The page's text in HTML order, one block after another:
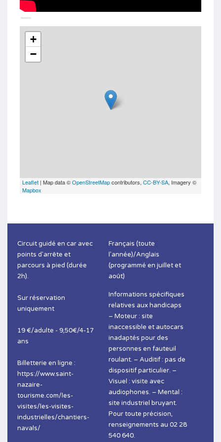
+
−
Leaflet | Map data ©OpenStreetMapcontributors, CC-BY-SA, Imagery ©
Mapbox
Circuit guidé en car avec
points d'arrête et
parcours à pied (durée
2h).
Sur réservation
uniquement
19 €/adulte - 9,50€/4-17
ans
Billetterie en ligne :
https://www.saint-
nazaire-
tourisme.com/les-
visites/les-visites-
industrielles/chantiers-
navals/
Français (toute
l'année)/Anglais
(programmé en juillet et
août)
Informations spécifiques
relatives aux handicaps
– Moteur : site
inaccessible et autocars
inadaptés pour des
personnes en fauteuil
roulant. – Auditif : pas de
dispositif particulier. –
Visuel : visite avec
audiophones. – Mental :
site industriel bruyant.
Pour toute précision,
renseignements au 02 28
540 640.